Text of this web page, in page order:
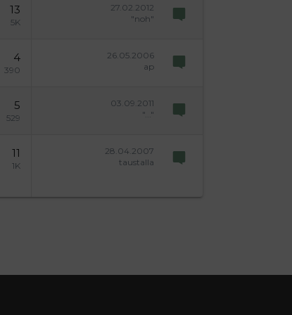
13
5K
27.02.2012
"noh"
4
390
26.05.2006
ap
5
529
03.09.2011
"..."
11
1K
28.04.2007
taustalla